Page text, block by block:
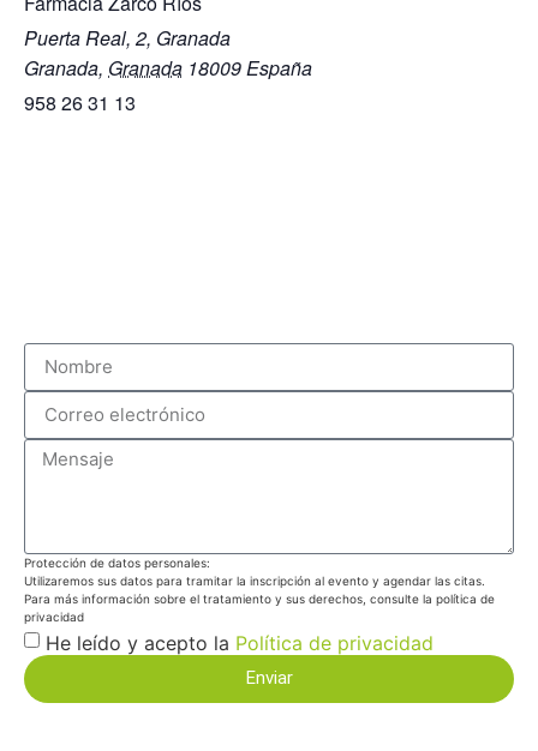
Puerta Real, 2, Granada​
Granada, Granada 18009España
958 26 31 13
Protección de datos personales:
Utilizaremos sus datos para tramitar la inscripción al evento y agendar las citas.
Para más información sobre el tratamiento y sus derechos, consulte la política de
privacidad
He leído y acepto la Política de privacidad
Enviar